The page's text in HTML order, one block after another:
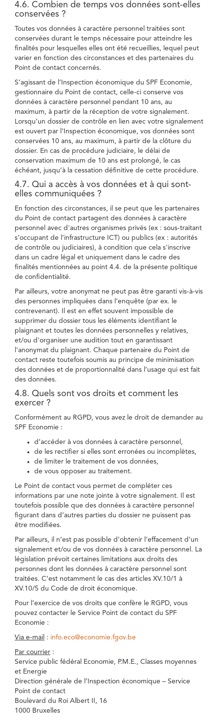
4.6. Combien de temps vos données sont-elles
conservées ?
Toutes vos données à caractère personnel traitées sont
conservées durant le temps nécessaire pour atteindre les
finalités pour lesquelles elles ont été recueillies, lequel peut
varier en fonction des circonstances et des partenaires du
Point de contact concernés.
S’agissant de l’Inspection économique du SPF Economie,
gestionnaire du Point de contact, celle-ci conserve vos
données à caractère personnel pendant 10 ans, au
maximum, à partir de la réception de votre signalement.
Lorsqu’un dossier de contrôle en lien avec votre signalement
est ouvert par l’Inspection économique, vos données sont
conservées 10 ans, au maximum, à partir de la clôture du
dossier. En cas de procédure judiciaire, le délai de
conservation maximum de 10 ans est prolongé, le cas
échéant, jusqu’à la cessation définitive de cette procédure.
4.7. Qui a accès à vos données et à qui sont-
elles communiquées ?
En fonction des circonstances, il se peut que les partenaires
du Point de contact partagent des données à caractère
personnel avec d'autres organismes privés (ex : sous-traitant
s’occupant de l’infrastructure ICT) ou publics (ex : autorités
de contrôle ou judiciaires), à condition que cela s'inscrive
dans un cadre légal et uniquement dans le cadre des
finalités mentionnées au point 4.4. de la présente politique
de confidentialité.
Par ailleurs, votre anonymat ne peut pas être garanti vis-à-vis
des personnes impliquées dans l’enquête (par ex. le
contrevenant). Il est en effet souvent impossible de
supprimer du dossier tous les éléments identifiant le
plaignant et toutes les données personnelles y relatives,
et/ou d'organiser une audition tout en garantissant
l'anonymat du plaignant. Chaque partenaire du Point de
contact reste toutefois soumis au principe de minimisation
des données et de proportionnalité dans l’usage qui est fait
des données.
4.8. Quels sont vos droits et comment les
exercer ?
Conformément au RGPD, vous avez le droit de demander au
SPF Economie :
d’accéder à vos données à caractère personnel,
de les rectifier si elles sont erronées ou incomplètes,
de limiter le traitement de vos données,
de vous opposer au traitement.
Le Point de contact vous permet de compléter ces
informations par une note jointe à votre signalement. Il est
toutefois possible que des données à caractère personnel
figurant dans d’autres parties du dossier ne puissent pas
être modifiées.
Par ailleurs, il n’est pas possible d’obtenir l’effacement d’un
signalement et/ou de vos données à caractère personnel. La
législation prévoit certaines limitations aux droits des
personnes dont les données à caractère personnel sont
traitées. C’est notamment le cas des articles XV.10/1 à
XV.10/5 du Code de droit économique.
Pour l’exercice de vos droits que confère le RGPD, vous
pouvez contacter le Service Point de contact du SPF
Economie :
Via e-mail : info.eco@economie.fgov.be
Par courrier :
Service public fédéral Economie, P.M.E., Classes moyennes
et Energie
Direction générale de l’Inspection économique – Service
Point de contact
Boulevard du Roi Albert II, 16
1000 Bruxelles